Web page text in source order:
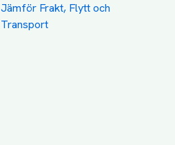
Jämför Frakt, Flytt och
Transport